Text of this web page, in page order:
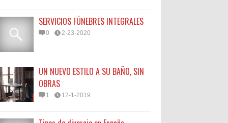
SERVICIOS FÚNEBRES INTEGRALES
0 2-23-2020
UN NUEVO ESTILO A SU BAÑO, SIN
OBRAS
1 12-1-2019